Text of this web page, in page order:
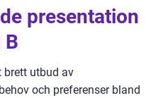
presentation
B
brett utbud av
och preferenser bland